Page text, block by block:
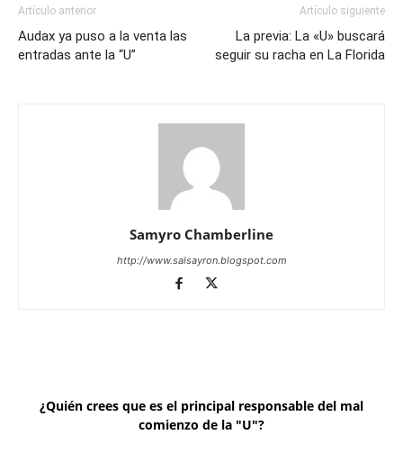
Artículo anterior
Audax ya puso a la venta las
entradas ante la “U”
Artículo siguiente
La previa: La «U» buscará
seguir su racha en La Florida
Samyro Chamberline
http://www.salsayron.blogspot.com
¿Quién crees que es el principal responsable del mal
comienzo de la "U"?